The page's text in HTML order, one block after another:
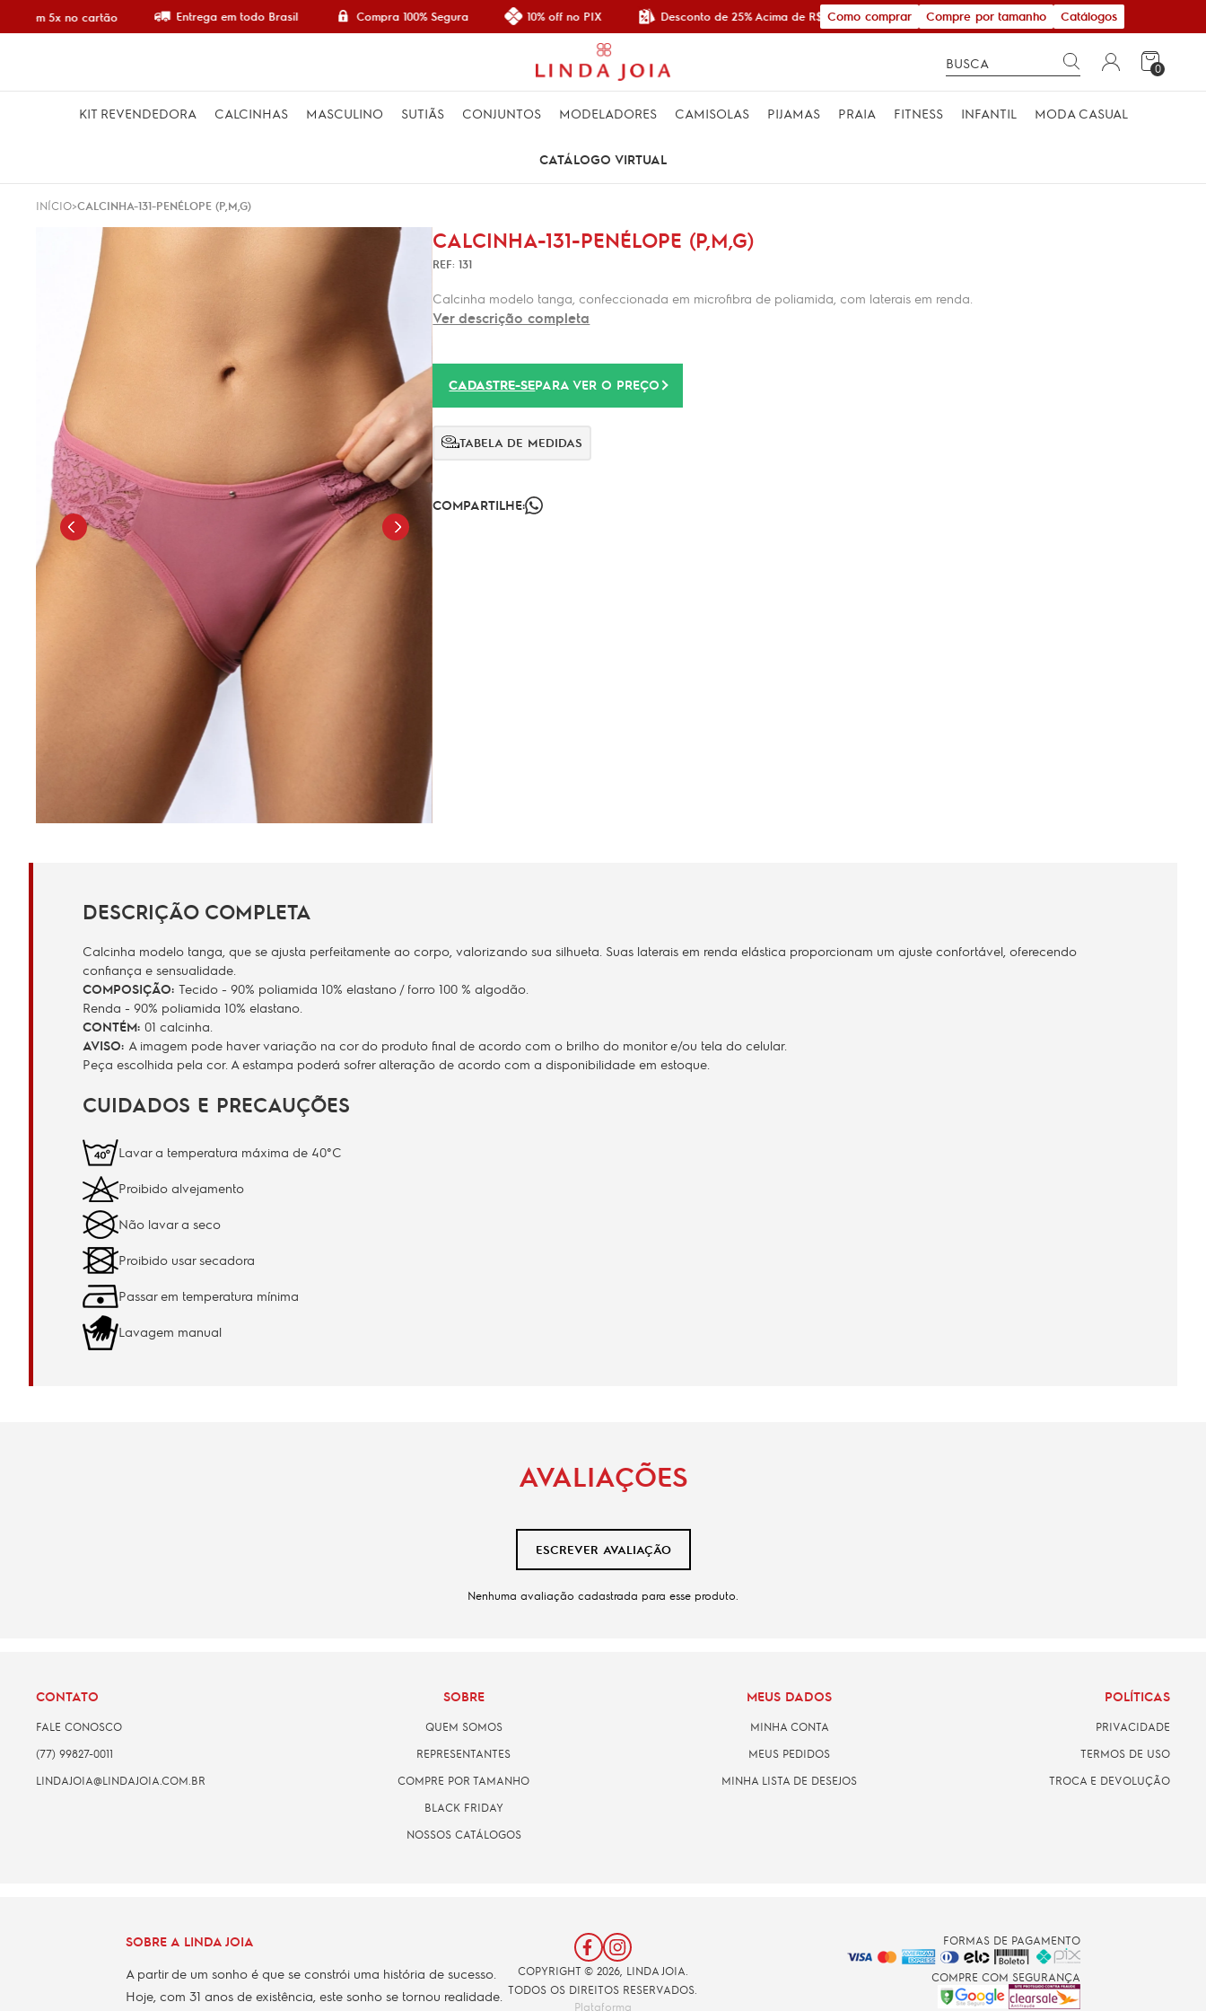
em 5x no cartão Entrega em todo Brasil Compra 100% Segura 10% off no PIX Desconto de 25% Acima de R$ 600,00Como comprar Compre por tamanho Catálogos
0
KIT REVENDEDORA CALCINHAS MASCULINO SUTIÃS CONJUNTOS MODELADORES CAMISOLAS PIJAMAS PRAIA FITNESS INFANTIL MODA CASUAL
CATÁLOGO VIRTUAL
INÍCIO CALCINHA-131-PENÉLOPE (P,M,G)
CALCINHA-131-PENÉLOPE (P,M,G)
REF: 131
Calcinha modelo tanga, confeccionada em microfibra de poliamida, com laterais em renda.
Ver descrição completa
CADASTRE-SEPARA VER O PREÇO
TABELA DE MEDIDAS
COMPARTILHE:
DESCRIÇÃO COMPLETA
Calcinha modelo tanga, que se ajusta perfeitamente ao corpo, valorizando sua silhueta. Suas laterais em renda elástica proporcionam um ajuste confortável, oferecendo
confiança e sensualidade.
COMPOSIÇÃO: Tecido - 90% poliamida 10% elastano / forro 100 % algodão.
Renda - 90% poliamida 10% elastano.
CONTÉM: 01 calcinha.
AVISO: A imagem pode haver variação na cor do produto final de acordo com o brilho do monitor e/ou tela do celular.
Peça escolhida pela cor. A estampa poderá sofrer alteração de acordo com a disponibilidade em estoque.
CUIDADOS E PRECAUÇÕES
Lavar a temperatura máxima de 40°C
Proibido alvejamento
Não lavar a seco
Proibido usar secadora
Passar em temperatura mínima
Lavagem manual
AVALIAÇÕES
ESCREVER AVALIAÇÃO
Nenhuma avaliação cadastrada para esse produto.
CONTATO
FALE CONOSCO
(77) 99827-0011
LINDAJOIA@LINDAJOIA.COM.BR
SOBRE
QUEM SOMOS
REPRESENTANTES
COMPRE POR TAMANHO
BLACK FRIDAY
NOSSOS CATÁLOGOS
MEUS DADOS
MINHA CONTA
MEUS PEDIDOS
MINHA LISTA DE DESEJOS
POLÍTICAS
PRIVACIDADE
TERMOS DE USO
TROCA E DEVOLUÇÃO
SOBRE A LINDA JOIA
A partir de um sonho é que se constrói uma história de sucesso.
Hoje, com 31 anos de existência, este sonho se tornou realidade.
COPYRIGHT © 2026, LINDA JOIA.
TODOS OS DIREITOS RESERVADOS.
Plataforma
FORMAS DE PAGAMENTO
COMPRE COM SEGURANÇA